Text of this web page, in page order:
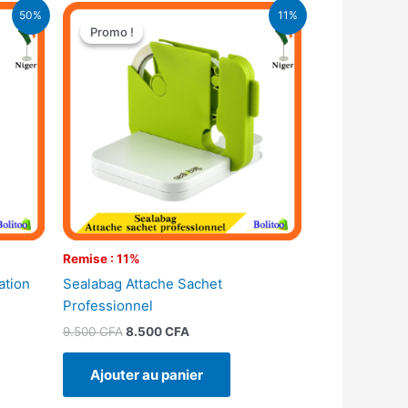
50% 11%
Promo !
Remise : 11%
Promo !
Sealabag Attache Sachet
Professionnel
9.500CFA
Le
initial
était :
9.500 CFA.
8.500CFA
Le
est :
8.500 CFA.
Ajouter au panier